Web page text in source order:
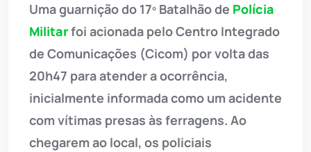
Uma guarnição do 17º Batalhão de Polícia
Militarfoi acionada pelo Centro Integrado
de Comunicações (Cicom) por volta das
20h47 para atender a ocorrência,
inicialmente informada como um acidente
com vítimas presas às ferragens. Ao
chegarem ao local, os policiais